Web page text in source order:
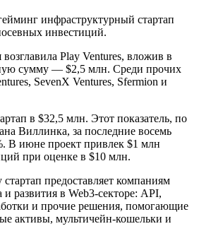
инфраструктурный стартап
инвестиций.
Play Ventures, вложив в
сумму — $2,5 млн. Среди прочих
SevenX Ventures, Sfermion и
в $32,5 млн. Этот показатель, по
Виллинка, за последние восемь
В июне проект привлек $1 млн
при оценке в $10 млн.
предоставляет компаниям
развития в Web3-секторе: API,
и прочие решения, помогающие
активы, мультичейн-кошельки и